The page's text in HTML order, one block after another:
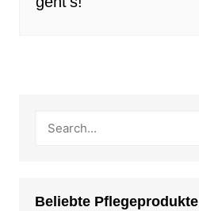
Beliebte Pflegeprodukte